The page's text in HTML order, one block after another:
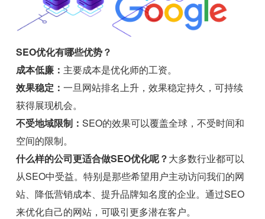
SEO优化有哪些优势？
成本低廉： 主要成本是优化师的工资。
效果稳定：一旦网站排名上升，效果稳定持久，可持续
获得展现机会。
不受地域限制：SEO的效果可以覆盖全球，不受时间和
空间的限制。
什么样的公司更适合做SEO优化呢？大多数行业都可以
从SEO中受益。特别是那些希望用户主动访问我们的网
站、降低营销成本、提升品牌知名度的企业。通过SEO
来优化自己的网站，可吸引更多潜在客户。